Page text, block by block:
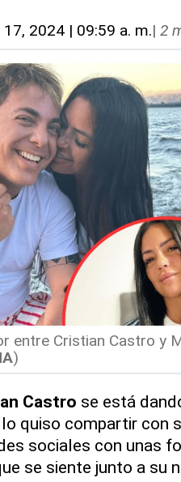
17, 2024 | 09:59 a. m.| 2
entre Cristian Castro y
)
Castro se está
quiso compartir con
sociales con unas
se siente junto a su